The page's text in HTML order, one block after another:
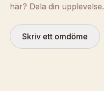
här? Dela din upplevelse.
Skriv ett omdöme